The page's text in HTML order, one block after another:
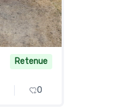
Retenue
0